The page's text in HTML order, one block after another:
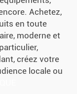
Achetez,
en toute
moderne et
créez votre
locale ou